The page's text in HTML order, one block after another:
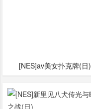
[NES]av美女扑克牌(日)